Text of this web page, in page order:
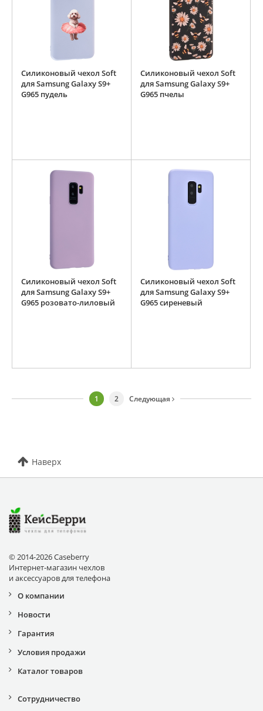
Силиконовый чехол Soft
для Samsung Galaxy S9+
G965 пудель
Силиконовый чехол Soft
для Samsung Galaxy S9+
G965 пчелы
Силиконовый чехол Soft
для Samsung Galaxy S9+
G965 розовато-лиловый
Силиконовый чехол Soft
для Samsung Galaxy S9+
G965 сиреневый
1 2 Следующая
Наверх
© 2014-2026 Caseberry
Интернет-магазин чехлов
и аксессуаров для телефона
О компании
Новости
Гарантия
Условия продажи
Каталог товаров
Сотрудничество